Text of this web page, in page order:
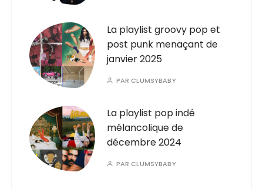
La playlist groovy pop et
post punk menaçant de
janvier 2025
PAR CLUMSYBABY
La playlist pop indé
mélancolique de
décembre 2024
PAR CLUMSYBABY